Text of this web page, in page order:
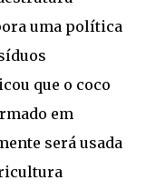
uma política
que o coco
em
será usada